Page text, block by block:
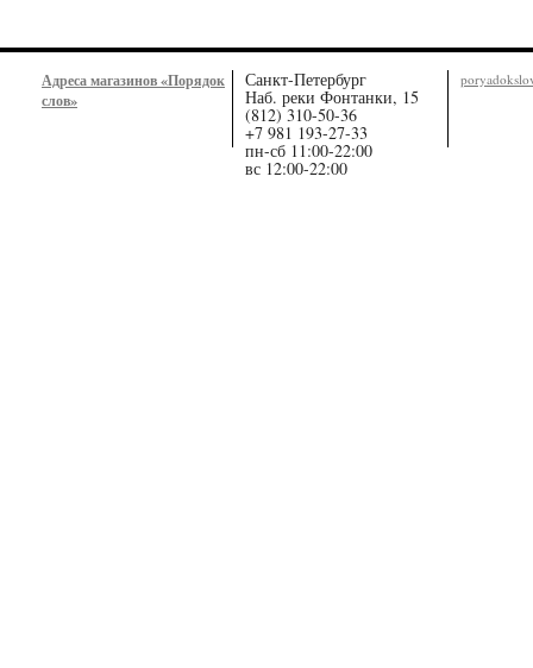
Адреса магазинов «Порядок
слов»
Санкт-Петербург
Наб. реки Фонтанки, 15
(812) 310-50-36
+7 981 193-27-33
пн-сб 11:00-22:00
вс 12:00-22:00